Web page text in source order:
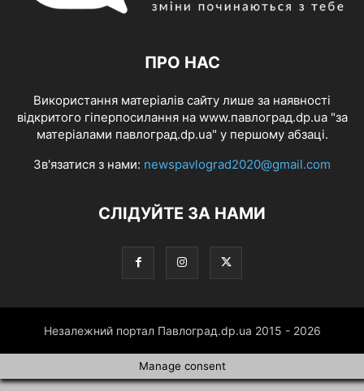
ПРО НАС
Використання матеріалів сайту лише за наявності
відкритого гіперпосилання на www.павлоград.dp.ua "за
матеріалами павлоград.dp.ua" у першому абзаці.
Зв'язатися з нами: newspavlograd2020@gmail.com
СЛІДУЙТЕ ЗА НАМИ
Незалежний портал Павлоград.dp.ua 2015 - 2026
Manage consent